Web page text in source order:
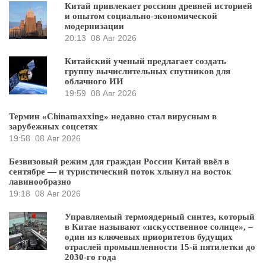
Китай привлекает россиян древней историей
и опытом социально-экономической
модернизации
20:13 08 Авг 2026
Китайский ученый предлагает создать
группу вычислительных спутников для
облачного ИИ
19:59 08 Авг 2026
Термин «Chinamaxxing» недавно стал вирусным в
зарубежных соцсетях
19:58 08 Авг 2026
Безвизовый режим для граждан России Китай ввёл в
сентябре — и туристический поток хлынул на восток
лавинообразно
19:18 08 Авг 2026
Управляемый термоядерный синтез, который
в Китае называют «искусственное солнце», –
один из ключевых приоритетов будущих
отраслей промышленности 15-й пятилетки до
2030-го года